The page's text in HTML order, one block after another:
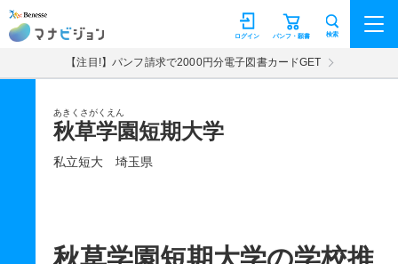
マナビジョン パンフ・願書
ログイン 検索
【注目!】パンフ請求で2000円分電子図書カードGET
あきくさがくえん
秋草学園短期大学
私立短大 埼玉県